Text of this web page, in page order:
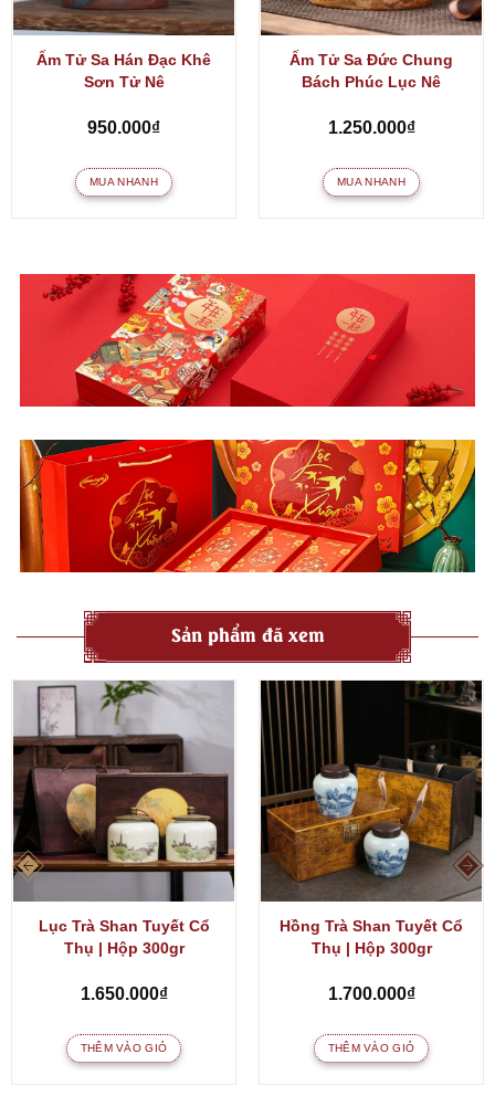
Ấm Tử Sa Hán Đạc Khê
Sơn Tử Nê
950.000₫
MUA NHANH
Ấm Tử Sa Đức Chung
Bách Phúc Lục Nê
1.250.000₫
MUA NHANH
Sản phẩm đã xem
Lục Trà Shan Tuyết Cổ
Thụ | Hộp 300gr
1.650.000₫
THÊM VÀO GIỎ
Hồng Trà Shan Tuyết Cổ
Thụ | Hộp 300gr
1.700.000₫
THÊM VÀO GIỎ